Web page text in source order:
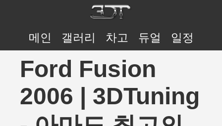
메인 갤러리 차고 듀얼 일정
Ford Fusion
2006 | 3DTuning